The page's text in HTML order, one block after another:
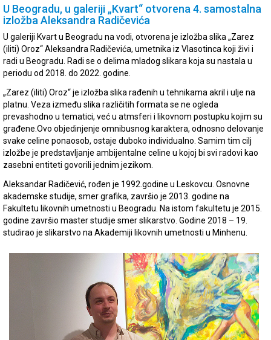
U Beogradu, u galeriji „Kvart“ otvorena 4. samostalna
izložba Aleksandra Radičevića
U galeriji Kvart u Beogradu na vodi, otvorena je izložba slika „Zarez
(iliti) Oroz“ Aleksandra Radičevića, umetnika iz Vlasotinca koji živi i
radi u Beogradu. Radi se o delima mladog slikara koja su nastala u
periodu od 2018. do 2022. godine.
„Zarez (iliti) Oroz“ je izložba slika rađenih u tehnikama akril i ulje na
platnu. Veza između slika različitih formata se ne ogleda
prevashodno u tematici, već u atmsferi i likovnom postupku kojim su
građene.Ovo objedinjenje omnibusnog karaktera, odnosno delovanje
svake celine ponaosob, ostaje duboko individualno. Samim tim cilj
izložbe je predstavljanje ambijentalne celine u kojoj bi svi radovi kao
zasebni entiteti govorili jednim jezikom.
Aleksandar Radičević, rođen je 1992.godine u Leskovcu. Osnovne
akademske studije, smer grafika, završio je 2013. godine na
Fakultetu likovnih umetnosti u Beogradu. Na istom fakultetu je 2015.
godine završio master studije smer slikarstvo. Godine 2018 – 19.
studirao je slikarstvo na Akademiji likovnih umetnosti u Minhenu.